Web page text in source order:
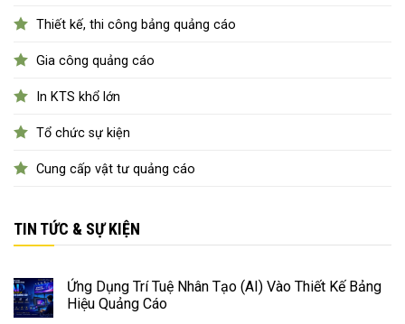
Thiết kế, thi công bảng quảng cáo
Gia công quảng cáo
In KTS khổ lớn
Tổ chức sự kiện
Cung cấp vật tư quảng cáo
TIN TỨC & SỰ KIỆN
Ứng Dụng Trí Tuệ Nhân Tạo (AI) Vào Thiết Kế Bảng
Hiệu Quảng Cáo